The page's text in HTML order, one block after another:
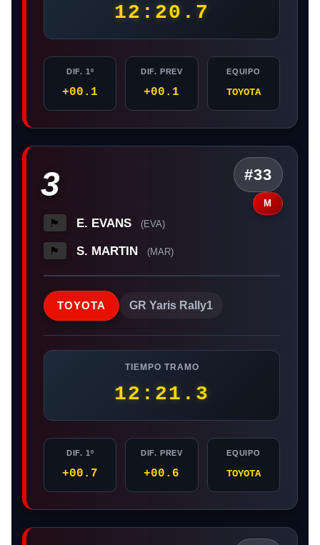
12:20.7
DIF. 1º
+00.1
DIF. PREV
+00.1
EQUIPO
TOYOTA
3 #33
M
🏴󠁧󠁢󠁷󠁬󠁳󠁿 E. EVANS (EVA)
🏴󠁧󠁢󠁥󠁮󠁧󠁿 S. MARTIN (MAR)
TOYOTA GR Yaris Rally1
TIEMPO TRAMO
12:21.3
DIF. 1º
+00.7
DIF. PREV
+00.6
EQUIPO
TOYOTA